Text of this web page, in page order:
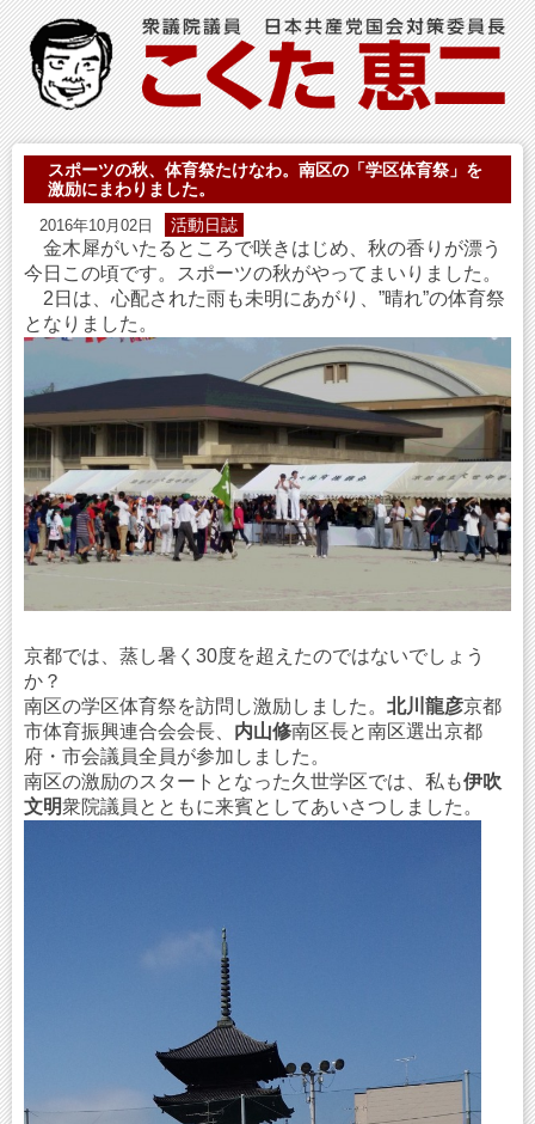
スポーツの秋、体育祭たけなわ。南区の「学区体育祭」を
激励にまわりました。
2016年10月02日 活動日誌
金木犀がいたるところで咲きはじめ、秋の香りが漂う
今日この頃です。スポーツの秋がやってまいりました。
2日は、心配された雨も未明にあがり、”晴れ”の体育祭
となりました。
京都では、蒸し暑く30度を超えたのではないでしょう
か？
南区の学区体育祭を訪問し激励しました。 北川龍彦京都
市体育振興連合会会長、 内山修南区長と南区選出京都
府・市会議員全員が参加しました。
南区の激励のスタートとなった久世学区では、私も伊吹
文明衆院議員とともに来賓としてあいさつしました。